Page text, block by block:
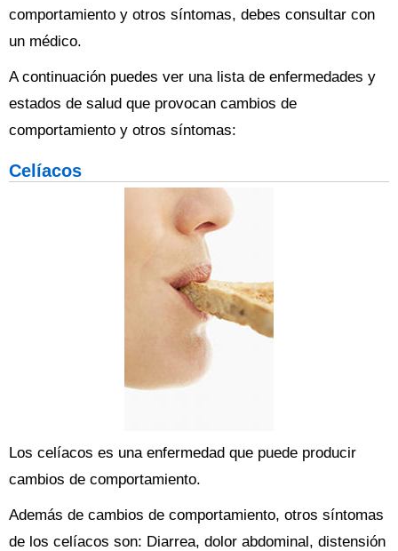
comportamiento y otros síntomas, debes consultar con
un médico.
A continuación puedes ver una lista de enfermedades y
estados de salud que provocan cambios de
comportamiento y otros síntomas:
Celíacos
Los celíacos es una enfermedad que puede producir
cambios de comportamiento.
Además de cambios de comportamiento, otros síntomas
de los celíacos son: Diarrea, dolor abdominal, distensión